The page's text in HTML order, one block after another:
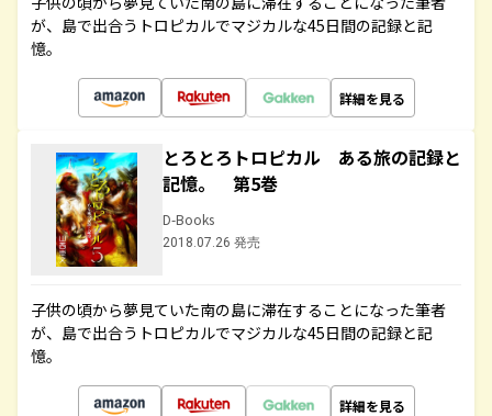
が、島で出合うトロピカルでマジカルな45日間の記録と記
憶。
詳細を見る
とろとろトロピカル ある旅の記録と
記憶。 第5巻
D-Books
2018.07.26 発売
子供の頃から夢見ていた南の島に滞在することになった筆者
が、島で出合うトロピカルでマジカルな45日間の記録と記
憶。
詳細を見る